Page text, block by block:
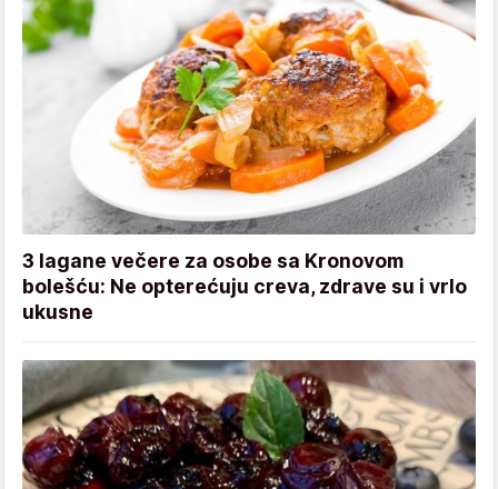
3 lagane večere za osobe sa Kronovom
bolešću: Ne opterećuju creva, zdrave su i vrlo
ukusne